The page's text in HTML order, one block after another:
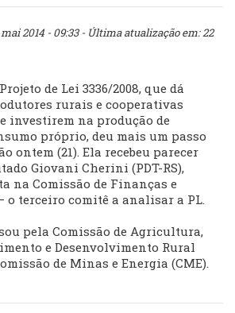
2014 - 09:33 - Última atualização em: 22
de Lei 3336/2008, que dá
rurais e cooperativas
investirem na produção de
próprio, deu mais um passo
ontem (21). Ela recebeu parecer
Giovani Cherini (PDT-RS),
na Comissão de Finanças e
o terceiro comitê a analisar a PL.
pela Comissão de Agricultura,
e Desenvolvimento Rural
de Minas e Energia (CME).